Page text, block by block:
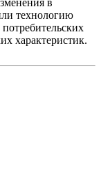
технологию
характеристик.